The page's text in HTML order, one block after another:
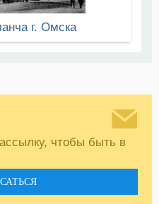
г. Омска
чтобы быть в